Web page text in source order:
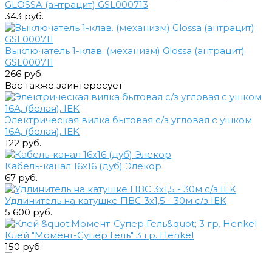
GLOSSA (антрацит) GSL000713
343 руб.
Выключатель 1-клав. (механизм) Glossa (антрацит)
GSL000711
266 руб.
Вас также заинтересует
Электрическая вилка бытовая с/з угловая с ушком
16А, (белая), IEK
122 руб.
Кабель-канал 16х16 (дуб) Элекор
67 руб.
Удлинитель на катушке ПВС 3х1,5 - 30м с/з IEK
5 600 руб.
Клей "Момент-Супер Гель" 3 гр. Henkel
150 руб.